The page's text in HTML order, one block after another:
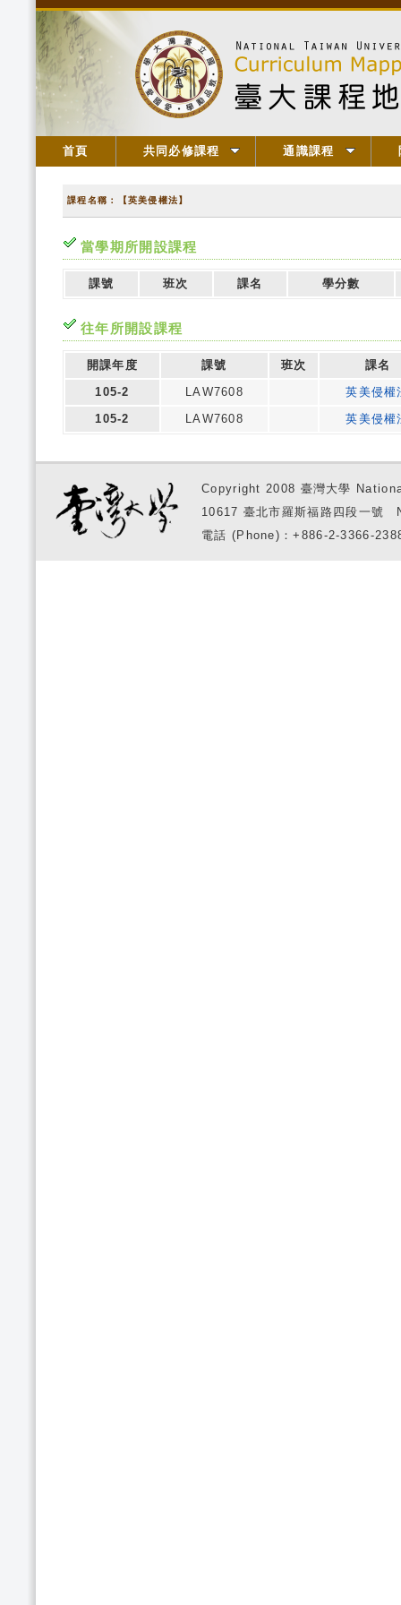
首頁 共同必修課程 通識課程
課程名稱：【英美侵權法】
當學期所開設課程
課號 班次 課名 學分數
往年所開設課程
開課年度 課號 班次
課名
105-2
LAW7608
英美侵權
105-2
LAW7608 英美侵權
Copyright 2008 臺灣大學
10617 臺北市羅斯福路四段一
電話 (Phone)：+886-2-3366-